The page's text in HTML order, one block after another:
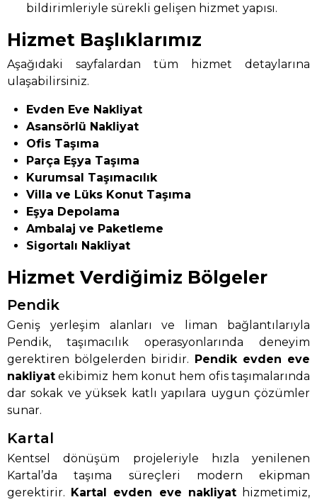
bildirimleriyle sürekli gelişen hizmet yapısı.
Hizmet Başlıklarımız
Aşağıdaki sayfalardan tüm hizmet detaylarına
ulaşabilirsiniz.
Evden Eve Nakliyat
Asansörlü Nakliyat
Ofis Taşıma
Parça Eşya Taşıma
Kurumsal Taşımacılık
Villa ve Lüks Konut Taşıma
Eşya Depolama
Ambalaj ve Paketleme
Sigortalı Nakliyat
Hizmet Verdiğimiz Bölgeler
Pendik
Geniş yerleşim alanları ve liman bağlantılarıyla
Pendik, taşımacılık operasyonlarında deneyim
gerektiren bölgelerden biridir.
Pendik evden eve
nakliyat ekibimiz hem konut hem ofis taşımalarında
dar sokak ve yüksek katlı yapılara uygun çözümler
sunar.
Kartal
Kentsel dönüşüm projeleriyle hızla yenilenen
Kartal’da taşıma süreçleri modern ekipman
gerektirir.
Kartal evden eve nakliyathizmetimiz,